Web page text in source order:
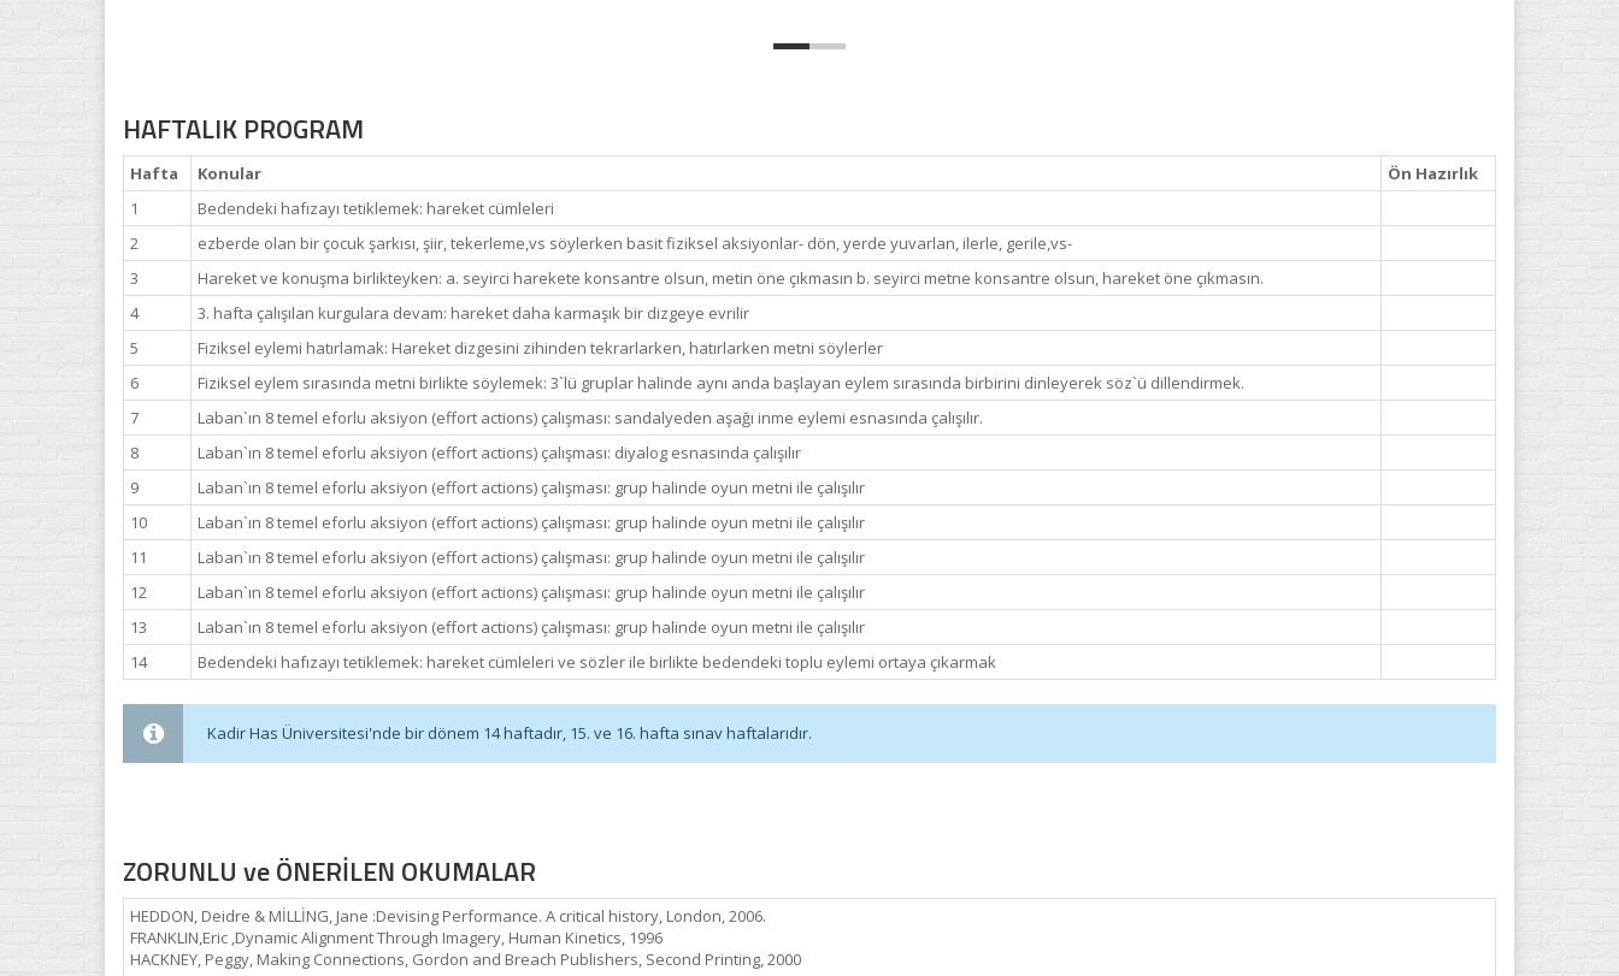
HAFTALIK PROGRAM
Hafta Konular
Ön Hazırlık
1
Bedendeki hafızayı tetiklemek: hareket cümleleri
2
ezberde olan bir çocuk şarkısı, şiir, tekerleme,vs söylerken basit fiziksel aksiyonlar- dön, yerde yuvarlan, ilerle, gerile,vs-
3
Hareket ve konuşma birlikteyken: a. seyirci harekete konsantre olsun, metin öne çıkmasın b. seyirci metne konsantre olsun, hareket öne çıkmasın.
4
3. hafta çalışılan kurgulara devam: hareket daha karmaşık bir dizgeye evrilir
5
Fiziksel eylemi hatırlamak: Hareket dizgesini zihinden tekrarlarken, hatırlarken metni söylerler
6
Fiziksel eylem sırasında metni birlikte söylemek: 3`lü gruplar halinde aynı anda başlayan eylem sırasında birbirini dinleyerek söz`ü dillendirmek.
7
Laban`ın 8 temel eforlu aksiyon (effort actions) çalışması: sandalyeden aşağı inme eylemi esnasında çalışılır.
8
Laban`ın 8 temel eforlu aksiyon (effort actions) çalışması: diyalog esnasında çalışılır
9
Laban`ın 8 temel eforlu aksiyon (effort actions) çalışması: grup halinde oyun metni ile çalışılır
10
Laban`ın 8 temel eforlu aksiyon (effort actions) çalışması: grup halinde oyun metni ile çalışılır
11
Laban`ın 8 temel eforlu aksiyon (effort actions) çalışması: grup halinde oyun metni ile çalışılır
12
Laban`ın 8 temel eforlu aksiyon (effort actions) çalışması: grup halinde oyun metni ile çalışılır
13
Laban`ın 8 temel eforlu aksiyon (effort actions) çalışması: grup halinde oyun metni ile çalışılır
14
Bedendeki hafızayı tetiklemek: hareket cümleleri ve sözler ile birlikte bedendeki toplu eylemi ortaya çıkarmak
Kadir Has Üniversitesi'nde bir dönem 14 haftadır, 15. ve 16. hafta sınav haftalarıdır.
ZORUNLU ve ÖNERİLEN OKUMALAR
HEDDON, Deidre & MİLLİNG, Jane :Devising Performance. A critical history, London, 2006.
FRANKLIN,Eric ,Dynamic Alignment Through Imagery, Human Kinetics, 1996
HACKNEY, Peggy, Making Connections, Gordon and Breach Publishers, Second Printing, 2000